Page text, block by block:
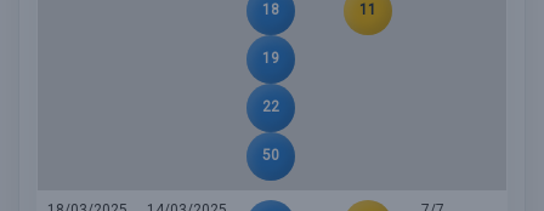
18
19
22
50
11